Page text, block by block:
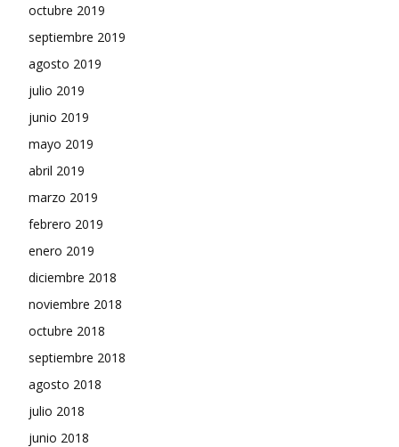
octubre 2019
septiembre 2019
agosto 2019
julio 2019
junio 2019
mayo 2019
abril 2019
marzo 2019
febrero 2019
enero 2019
diciembre 2018
noviembre 2018
octubre 2018
septiembre 2018
agosto 2018
julio 2018
junio 2018